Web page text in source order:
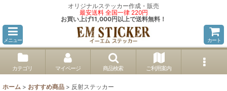
オリジナルステッカー作成・販売
最安送料 全国一律 220円
お買い上げ11,000円以上で送料無料！
メニュー カート
カテゴリ マイページ 商品検索 ご利用案内
ホーム > おすすめ商品 > 反射ステッカー